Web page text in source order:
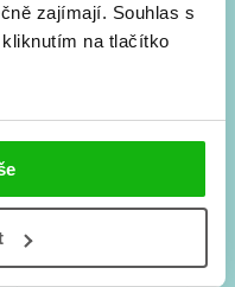
zajímají. Souhlas s
na tlačítko
osobních údajů
Přečti si